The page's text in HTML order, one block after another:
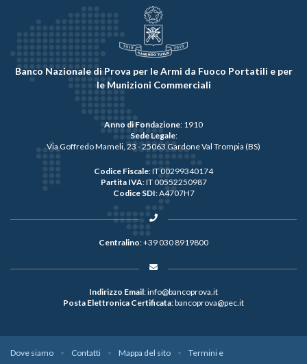
Banco Nazionale di Prova per le Armi da Fuoco Portatili e per
le Munizioni Commerciali
Anno di Fondazione: 1910
Sede Legale:
Via Goffredo Mameli, 23 - 25063 Gardone Val Trompia (BS)
Codice Fiscale: IT 00299340174
Partita IVA: IT 00552250987
Codice SDI: A4707H7
Centralino:+39 030 8919800
Indirizzo Email:info@bancoprova.it
Posta Elettronica Certificata:bancoprova@pec.it
Dove siamo Contatti Mappa del sito Termini e